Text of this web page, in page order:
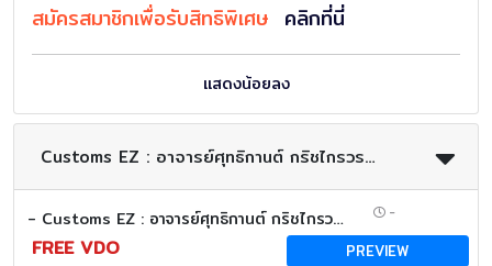
สมัครสมาชิกเพื่อรับสิทธิพิเศษ คลิกที่นี่
แสดงน้อยลง
Customs EZ : อาจารย์ศุทธิกานต์ กริชไกรวรรณ(อ.อ้อย)
- Customs EZ : อาจารย์ศุทธิกานต์ กริชไกรวรรณ(อ.อ้อย) -
FREE VDO PREVIEW